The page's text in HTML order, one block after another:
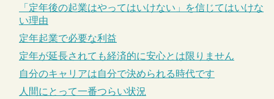
「定年後の起業はやってはいけない」を信じてはいけな
い理由
定年起業で必要な利益
定年が延長されても経済的に安心とは限りません
自分のキャリアは自分で決められる時代です
人間にとって一番つらい状況